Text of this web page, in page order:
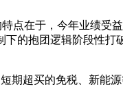
点在于，今年业绩受
的抱团逻辑阶段性打
超买的免税、新能